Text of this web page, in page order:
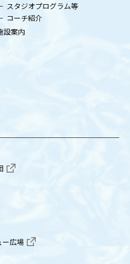
スタジオプログラム等
コーチ紹介
設案内
ー広場